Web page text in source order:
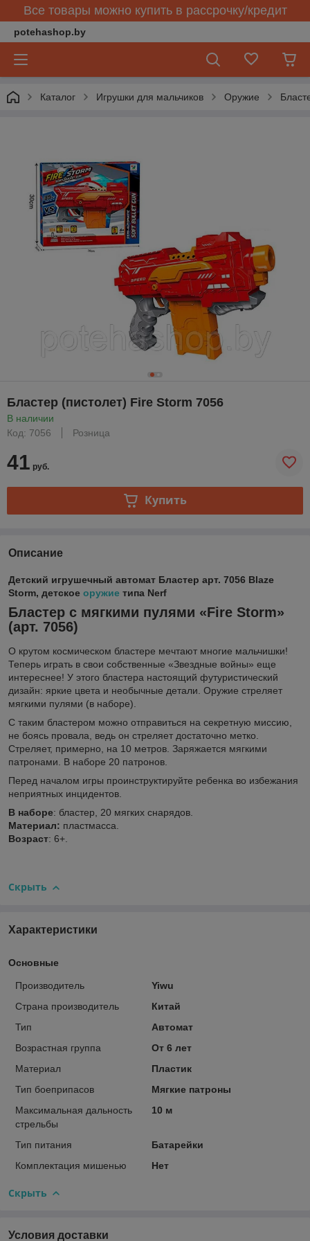
Все товары можно купить в рассрочку/кредит
potehashop.by
Каталог Игрушки для мальчиков Оружие
Бластер (пистолет) Fire Storm 7056
В наличии
Код: 7056
Розница
41 руб.
Купить
Описание
Детский игрушечный автомат Бластер арт. 7056 Blaze
Storm, детское оружие типа Nerf
Бластер с мягкими пулями «Fire Storm»
(арт. 7056)
О крутом космическом бластере мечтают многие мальчишки!
Теперь играть в свои собственные «Звездные войны» еще
интереснее! У этого бластера настоящий футуристический
дизайн: яркие цвета и необычные детали. Оружие стреляет
мягкими пулями (в наборе).
С таким бластером можно отправиться на секретную миссию,
не боясь провала, ведь он стреляет достаточно метко.
Стреляет, примерно, на 10 метров. Заряжается мягкими
патронами. В наборе 20 патронов.
Перед началом игры проинструктируйте ребенка во избежания
неприятных инцидентов.
В наборе: бластер, 20 мягких снарядов.
Материал: пластмасса.
Возраст: 6+.
Скрыть
Характеристики
Основные
Производитель
Yiwu
Страна производитель
Китай
Тип
Автомат
Возрастная группа
От 6 лет
Материал
Пластик
Тип боеприпасов
Мягкие патроны
Максимальная дальность
стрельбы
10 м
Тип питания
Батарейки
Комплектация мишенью
Нет
Скрыть
Условия доставки